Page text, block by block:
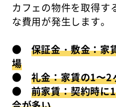
カフェの物件を取得す
な費用が発生します。
● 保証金・敷金：家
場
● 礼金：家賃の1〜2
● 前家賃：契約時に